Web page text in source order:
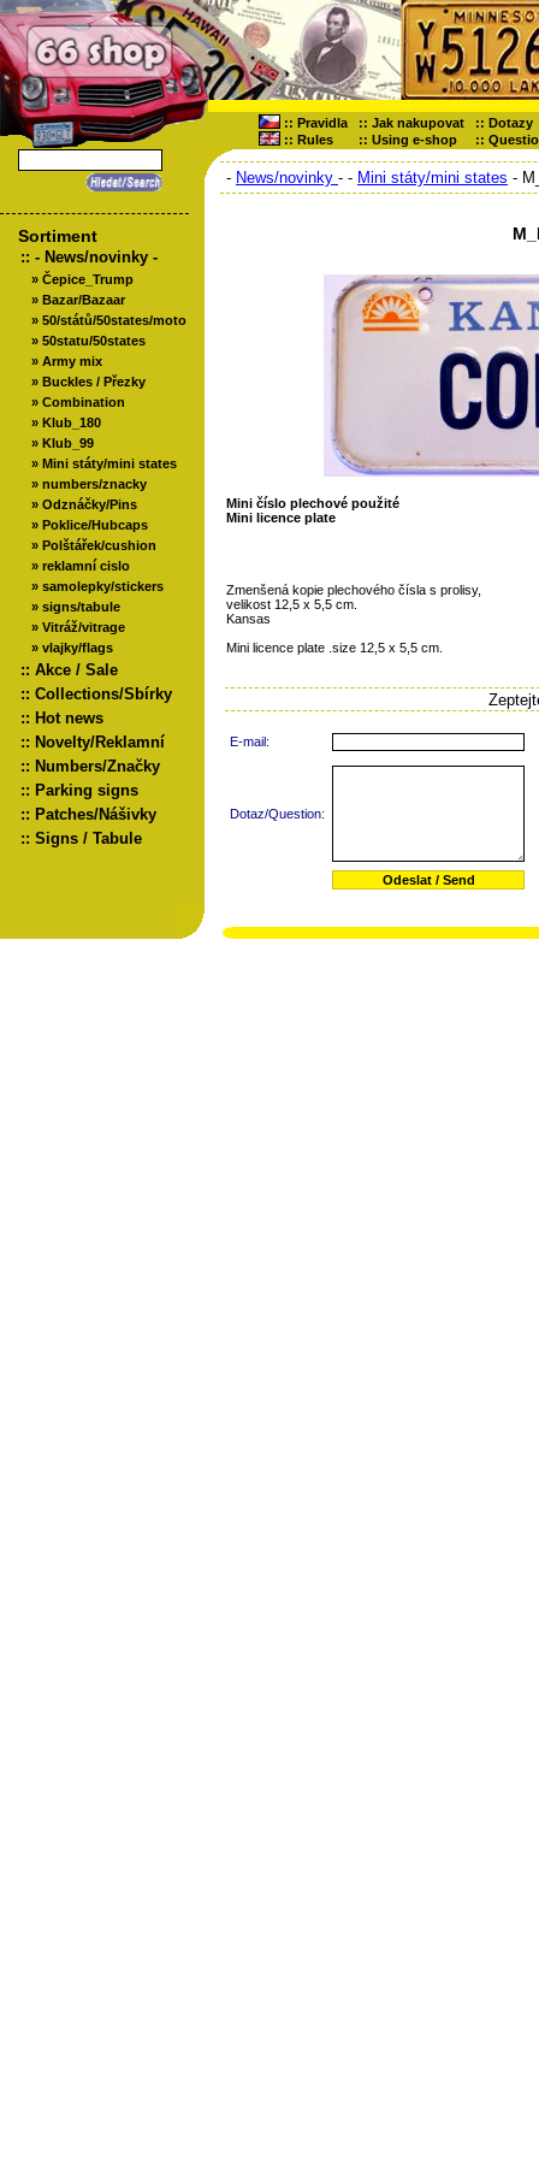
:: Pravidla :: Jak nakupovat :: Dotazy
:: Rules :: Using e-shop ::
Sortiment
:: - News/novinky -
» Čepice_Trump
» Bazar/Bazaar
» 50/států/50states/moto
» 50statu/50states
» Army mix
» Buckles / Přezky
» Combination
» Klub_180
» Klub_99
» Mini státy/mini states
» numbers/znacky
» Odznáčky/Pins
» Poklice/Hubcaps
» Polštářek/cushion
» reklamní cislo
» samolepky/stickers
» signs/tabule
» Vitráž/vitrage
» vlajky/flags
:: Akce / Sale
:: Collections/Sbírky
:: Hot news
:: Novelty/Reklamní
:: Numbers/Značky
:: Parking signs
:: Patches/Nášivky
:: Signs / Tabule
- News/novinky - - Mini státy/mini states -
Mini číslo plechové použité
Mini licence plate
Zmenšená kopie plechového čísla s prolisy,
velikost 12,5 x 5,5 cm.
Kansas
Mini licence plate .size 12,5 x 5,5 cm.
E-mail:
Dotaz/Question: